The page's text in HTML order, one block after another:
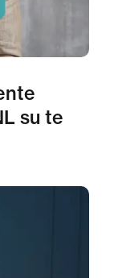
su te